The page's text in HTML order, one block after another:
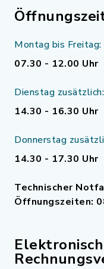
Montag bis Freitag:
07.30 - 12.00 Uhr
Dienstag zusätzlich:
14.30 - 16.30 Uhr
Donnerstag
14.30 - 17.30 Uhr
Technischer
Öffnungszeiten: